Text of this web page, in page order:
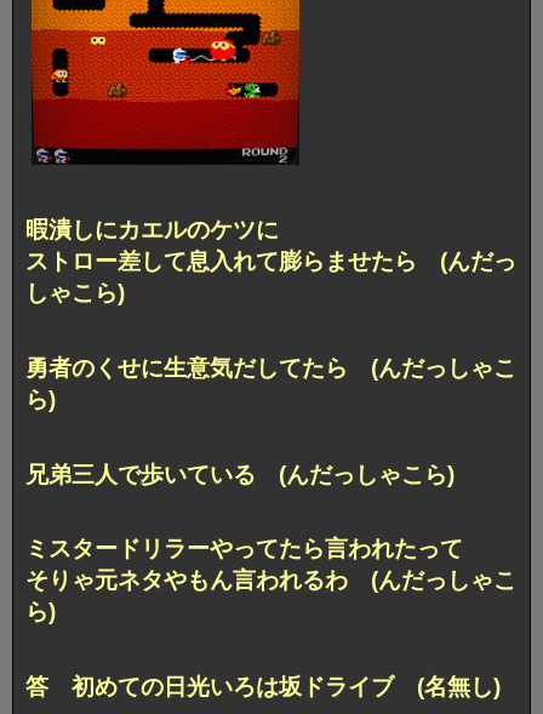
暇潰しにカエルのケツに
ストロー差して息入れて膨らませたら (んだっ
しゃこら)
勇者のくせに生意気だしてたら (んだっしゃこ
ら)
兄弟三人で歩いている (んだっしゃこら)
ミスタードリラーやってたら言われたって
そりゃ元ネタやもん言われるわ (んだっしゃこ
ら)
答 初めての日光いろは坂ドライブ (名無し)